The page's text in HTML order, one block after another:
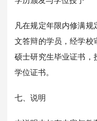
凡在规定年限内修满
文答辩的学员，经学校
硕士研究生毕业证书，
学位证书。
七、说明